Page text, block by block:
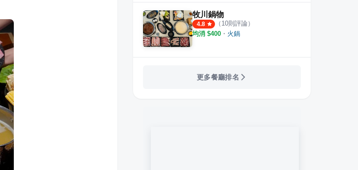
牧川鍋物
4.8 （ 10則評論）
均消 $400 ・ 火鍋
更多餐廳排名